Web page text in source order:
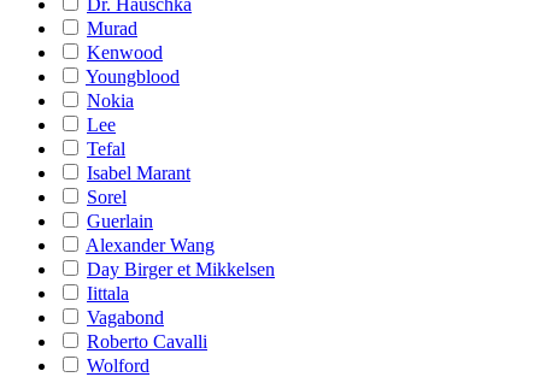
Dr. Hauschka
Murad
Kenwood
Youngblood
Nokia
Lee
Tefal
Isabel Marant
Sorel
Guerlain
Alexander Wang
Day Birger et Mikkelsen
Iittala
Vagabond
Roberto Cavalli
Wolford